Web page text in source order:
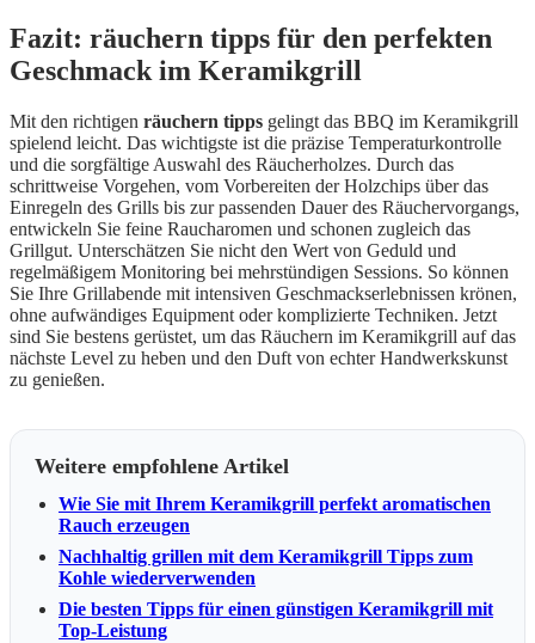
Fazit: räuchern tipps für den perfekten
Geschmack im Keramikgrill
Mit den richtigen räuchern tipps gelingt das BBQ im Keramikgrill
spielend leicht. Das wichtigste ist die präzise Temperaturkontrolle
und die sorgfältige Auswahl des Räucherholzes. Durch das
schrittweise Vorgehen, vom Vorbereiten der Holzchips über das
Einregeln des Grills bis zur passenden Dauer des Räuchervorgangs,
entwickeln Sie feine Raucharomen und schonen zugleich das
Grillgut. Unterschätzen Sie nicht den Wert von Geduld und
regelmäßigem Monitoring bei mehrstündigen Sessions. So können
Sie Ihre Grillabende mit intensiven Geschmackserlebnissen krönen,
ohne aufwändiges Equipment oder komplizierte Techniken. Jetzt
sind Sie bestens gerüstet, um das Räuchern im Keramikgrill auf das
nächste Level zu heben und den Duft von echter Handwerkskunst
zu genießen.
Weitere empfohlene Artikel
Wie Sie mit Ihrem Keramikgrill perfekt aromatischen
Rauch erzeugen
Nachhaltig grillen mit dem Keramikgrill Tipps zum
Kohle wiederverwenden
Die besten Tipps für einen günstigen Keramikgrill mit
Top-Leistung